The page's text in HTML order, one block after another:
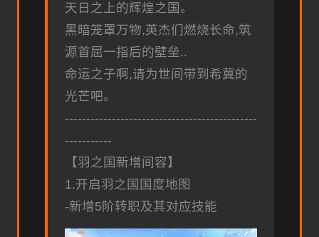
天日之上的辉煌之国。
黑暗笼罩万物,英杰们燃烧长命,筑
源首屈一指后的壁垒..
命运之子啊,请为世间带到希冀的
光芒吧。
---------------------------------------------
-----------
【羽之国新增间容】
1.开启羽之国国度地图
-新增5阶转职及其对应技能